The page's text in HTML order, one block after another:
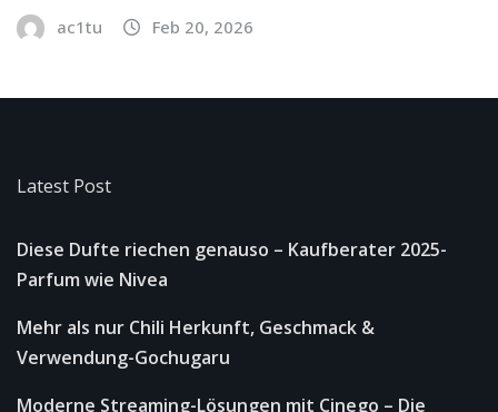
ac1tu Feb 20, 2026
Latest Post
Diese Dufte riechen genauso – Kaufberater 2025-
Parfum wie Nivea
Mehr als nur Chili Herkunft, Geschmack &
Verwendung-Gochugaru
Moderne Streaming-Lösungen mit Cinego – Die